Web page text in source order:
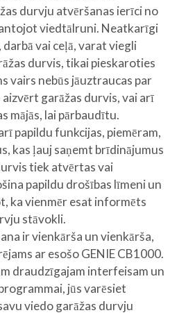
durvju atvēršanas ierīci no
viedtālruni. Neatkarīgi
darbā vai ceļā, varat viegli
durvis, tikai pieskaroties
vairs nebūs jāuztraucas par
garāžas durvis, vai arī
mājās, lai pārbaudītu.
papildu funkcijas, piemēram,
kas ļauj saņemt brīdinājumus
tiek atvērtas vai
papildu drošības līmeni un
ka vienmēr esat informēts
stāvokli.
ir vienkārša un vienkārša,
ar esošo GENIE CB1000.
draudzīgajam interfeisam un
jūs varēsiet
viedo garāžas durvju